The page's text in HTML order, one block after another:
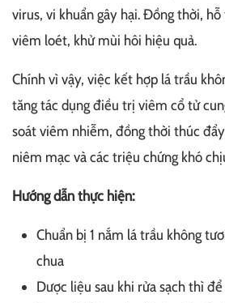
virus, vi khuẩn gây hại. Đồng thời,
viêm loét, khử mùi hôi hiệu quả.
Chính vì vậy, việc kết hợp lá trầu
tăng tác dụng điều trị viêm cổ tử
soát viêm nhiễm, đồng thời thúc
niêm mạc và các triệu chứng khó
Hướng dẫn thực hiện:
Chuẩn bị 1 nắm lá trầu không
chua
Dược liệu sau khi rửa sạch thì